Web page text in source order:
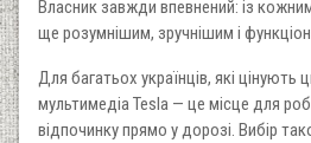
Власник завжди впевнений: із
ще розумнішим, зручнішим і
Для багатьох українців, які
мультимедіа Tesla — це місце для
відпочинку прямо у дорозі. Вибір